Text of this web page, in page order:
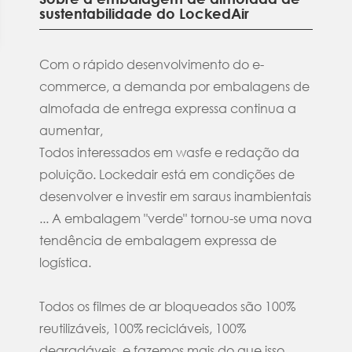
sustentabilidade do LockedAir
Com o rápido desenvolvimento do e-
commerce, a demanda por embalagens de
almofada de entrega expressa continua a
aumentar,
Todos interessados em wasfe e redação da
poluição. Lockedair está em condições de
desenvolver e investir em saraus inambientais
... A embalagem "verde" tornou-se uma nova
tendência de embalagem expressa de
logística.
Todos os filmes de ar bloqueados são 100%
reutilizáveis, 100% recicláveis, 100%